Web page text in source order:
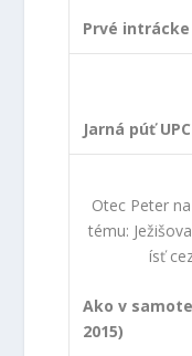
Prvé intrácke
Jarná púť
Otec Peter
tému:
ísť
Ako v
2015)